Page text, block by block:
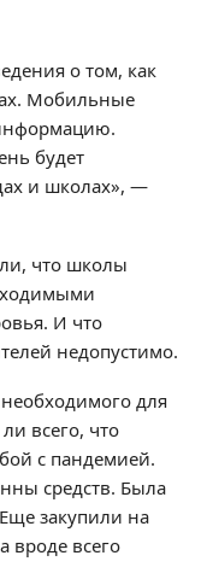
о том, как
Мобильные
будет
и школах», —
что школы
И что
недопустимо.
для
всего, что
с пандемией.
средств. Была
закупили на
вроде всего